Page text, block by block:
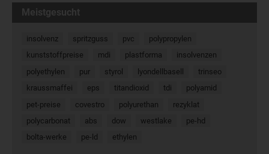
Meistgesucht
insolvenz spritzguss pvc
polypropylen
kunststoffpreise
mdi plastforma
insolvenzen
polyethylen
pur styrol lyondellbasell
trinseo
kraussmaffei
eps titandioxid tdi
polyamid
pet-preise
covestro polyurethan
rezyklat
polycarbonat
abs dow westlake
pe-hd
bolta-werke
pe-ld ethylen